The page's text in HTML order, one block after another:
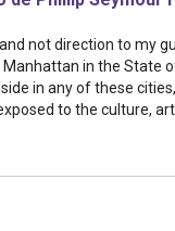
not direction to my
in the State
in any of these
to the culture,